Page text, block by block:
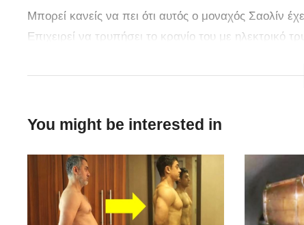
Μπορεί κανείς να πει ότι αυτός ο μοναχός Σαολίν
Επιχειρεί να τρυπήσει το κρανίο του με
You might be interested in